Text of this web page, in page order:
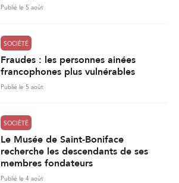
Publié le 5 août
SOCIÉTÉ
Fraudes : les personnes ainées
francophones plus vulnérables
Publié le 5 août
SOCIÉTÉ
Le Musée de Saint-Boniface
recherche les descendants de ses
membres fondateurs
Publié le 4 août